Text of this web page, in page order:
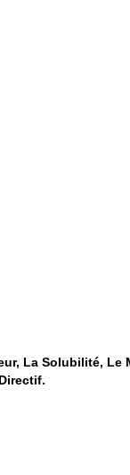
La Solubilité, Le